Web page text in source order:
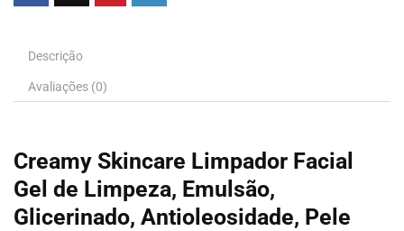
Descrição
Avaliações (0)
Creamy Skincare Limpador Facial
Gel de Limpeza, Emulsão,
Glicerinado, Antioleosidade, Pele